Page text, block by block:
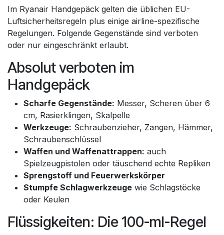
Im Ryanair Handgepäck gelten die üblichen EU-
Luftsicherheitsregeln plus einige airline-spezifische
Regelungen. Folgende Gegenstände sind verboten
oder nur eingeschränkt erlaubt.
Absolut verboten im
Handgepäck
Scharfe Gegenstände: Messer, Scheren über 6
cm, Rasierklingen, Skalpelle
Werkzeuge: Schraubenzieher, Zangen, Hämmer,
Schraubenschlüssel
Waffen und Waffenattrappen: auch
Spielzeugpistolen oder täuschend echte Repliken
Sprengstoff und Feuerwerkskörper
Stumpfe Schlagwerkzeuge wie Schlagstöcke
oder Keulen
Flüssigkeiten: Die 100-ml-Regel